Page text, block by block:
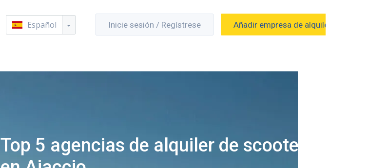
Español Inicie sesión / Regístrese Añadir empresa de alquiler
Top 5 agencias de alquiler de scooters